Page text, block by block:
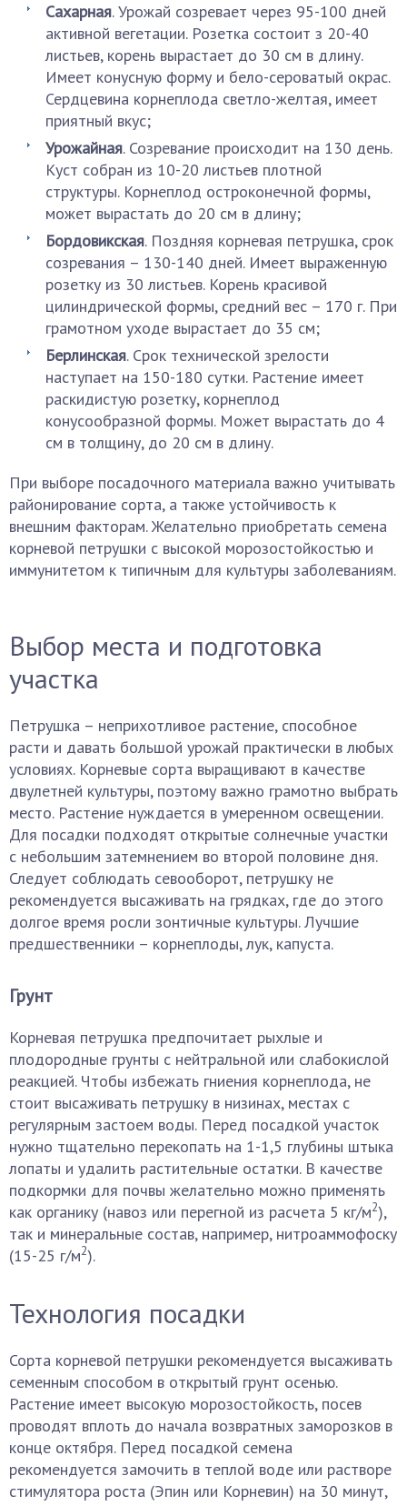
Сахарная. Урожай созревает через 95-100 дней
активной вегетации. Розетка состоит з 20-40
листьев, корень вырастает до 30 см в длину.
Имеет конусную форму и бело-сероватый окрас.
Сердцевина корнеплода светло-желтая, имеет
приятный вкус;
Урожайная. Созревание происходит на 130 день.
Куст собран из 10-20 листьев плотной
структуры. Корнеплод остроконечной формы,
может вырастать до 20 см в длину;
Бордовикская. Поздняя корневая петрушка, срок
созревания – 130-140 дней. Имеет выраженную
розетку из 30 листьев. Корень красивой
цилиндрической формы, средний вес – 170 г. При
грамотном уходе вырастает до 35 см;
Берлинская. Срок технической зрелости
наступает на 150-180 сутки. Растение имеет
раскидистую розетку, корнеплод
конусообразной формы. Может вырастать до 4
см в толщину, до 20 см в длину.
При выборе посадочного материала важно учитывать
районирование сорта, а также устойчивость к
внешним факторам. Желательно приобретать семена
корневой петрушки с высокой морозостойкостью и
иммунитетом к типичным для культуры заболеваниям.
Выбор места и подготовка
участка
Петрушка – неприхотливое растение, способное
расти и давать большой урожай практически в любых
условиях. Корневые сорта выращивают в качестве
двулетней культуры, поэтому важно грамотно выбрать
место. Растение нуждается в умеренном освещении.
Для посадки подходят открытые солнечные участки
с небольшим затемнением во второй половине дня.
Следует соблюдать севооборот, петрушку не
рекомендуется высаживать на грядках, где до этого
долгое время росли зонтичные культуры. Лучшие
предшественники – корнеплоды, лук, капуста.
Грунт
Корневая петрушка предпочитает рыхлые и
плодородные грунты с нейтральной или слабокислой
реакцией. Чтобы избежать гниения корнеплода, не
стоит высаживать петрушку в низинах, местах с
регулярным застоем воды. Перед посадкой участок
нужно тщательно перекопать на 1-1,5 глубины штыка
лопаты и удалить растительные остатки. В качестве
подкормки для почвы желательно можно применять
как органику (навоз или перегной из расчета 5 кг/м2),
так и минеральные состав, например, нитроаммофоску
(15-25 г/м2).
Технология посадки
Сорта корневой петрушки рекомендуется высаживать
семенным способом в открытый грунт осенью.
Растение имеет высокую морозостойкость, посев
проводят вплоть до начала возвратных заморозков в
конце октября. Перед посадкой семена
рекомендуется замочить в теплой воде или растворе
стимулятора роста (Эпин или Корневин) на 30 минут,